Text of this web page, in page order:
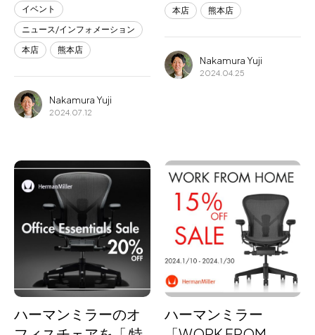
イベント
ニュース/インフォメーション
本店
熊本店
Nakamura Yuji
2024.07.12
本店 熊本店
Nakamura Yuji
2024.04.25
ハーマンミラーのオ
ハーマンミラー